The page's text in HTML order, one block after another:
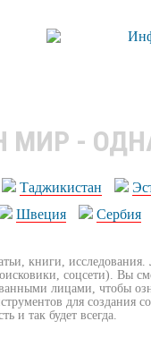
-
Таджикистан
Швеция Сербия
книги,
соцсети). Вы
лицами, чтобы
для создания
и так будет всегда.